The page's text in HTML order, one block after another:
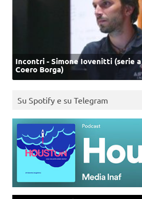
Incontri - Simone Iovenitti (serie
Coero Borga)
Su Spotify e su Telegram